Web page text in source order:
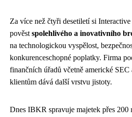
Za více než čtyři desetiletí si
pověstspolehlivého a inovativního
na technologickou vyspělost,
konkurenceschopné poplatky. Firma
finančních úřadů včetně americké
klientům dává další vrstvu jistoty.
Dnes IBKR spravuje majetek přes 200